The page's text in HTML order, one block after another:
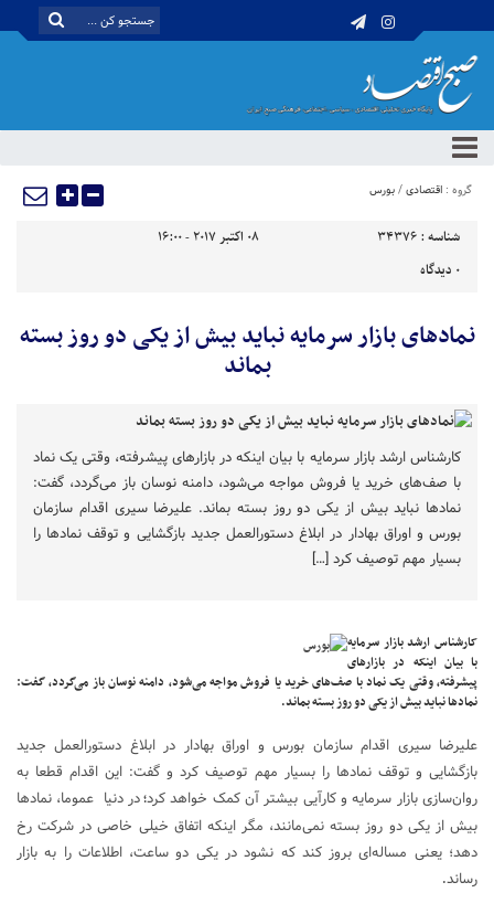
گروه : اقتصادی/بورس
شناسه : 34376
08 اکتبر 2017 - 16:00
0 دیدگاه
نمادهای بازار سرمایه نباید بیش از یکی دو روز بسته
بماند
کارشناس ارشد بازار سرمایه با بیان اینکه در بازارهای پیشرفته، وقتی یک نماد
با صف‌های خرید یا فروش مواجه می‌شود، دامنه نوسان باز می‌گردد، گفت:
نمادها نباید بیش از یکی دو روز بسته بماند. علیرضا سیری اقدام سازمان
بورس و اوراق بهادار در ابلاغ دستورالعمل جدید بازگشایی و توقف نمادها را
بسیار مهم توصیف کرد […]
کارشناس ارشد بازار سرمایه
با بیان اینکه در بازارهای
پیشرفته، وقتی یک نماد با صف‌های خرید یا فروش مواجه می‌شود، دامنه نوسان باز می‌گردد، گفت:
نمادها نباید بیش از یکی دو روز بسته بماند.
علیرضا سیری اقدام سازمان بورس و اوراق بهادار در ابلاغ دستورالعمل جدید
بازگشایی و توقف نمادها را بسیار مهم توصیف کرد و گفت: این اقدام قطعا به
روان‌سازی بازار سرمایه و کارآیی بیشتر آن کمک خواهد کرد؛در دنیا عموما، نمادها
بیش از یکی دو روز بسته نمی‌مانند، مگر اینکه اتفاق خیلی خاصی در شرکت رخ
دهد؛ یعنی مساله‌ای بروز کند که نشود در یکی دو ساعت، اطلاعات را به بازار
رساند.